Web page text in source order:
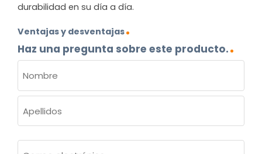
durabilidad en su día a día.
Ventajas y desventajas
Haz una pregunta sobre este producto.
(OBLIGATORIO)
Nombre